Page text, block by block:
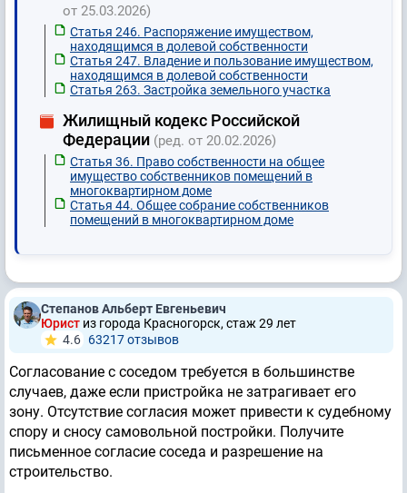
от 25.03.2026)
Статья 246. Распоряжение имуществом,
находящимся в долевой собственности
Статья 247. Владение и пользование имуществом,
находящимся в долевой собственности
Статья 263. Застройка земельного участка
Жилищный кодекс Российской
Федерации (ред. от 20.02.2026)
Статья 36. Право собственности на общее
имущество собственников помещений в
многоквартирном доме
Статья 44. Общее собрание собственников
помещений в многоквартирном доме
Степанов Альберт Евгеньевич
Юрист из города Красногорск, стаж 29 лет
4.6 63217 отзывов
Согласование с соседом требуется в большинстве
случаев, даже если пристройка не затрагивает его
зону. Отсутствие согласия может привести к судебному
спору и сносу самовольной постройки. Получите
письменное согласие соседа и разрешение на
строительство.